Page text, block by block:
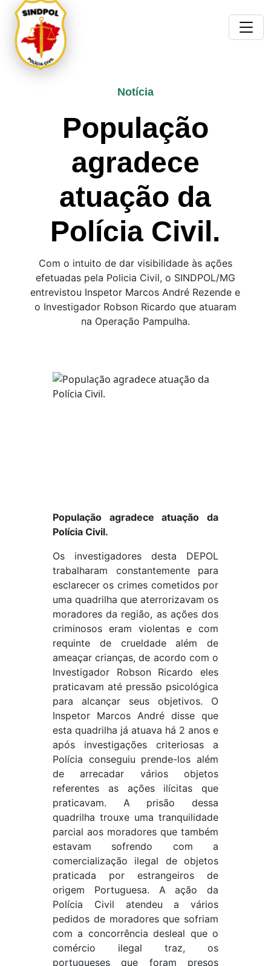
Notícia
População
agradece
atuação da
Polícia Civil.
Com o intuito de dar visibilidade às ações
efetuadas pela Policia Civil, o SINDPOL/MG
entrevistou Inspetor Marcos André Rezende e
o Investigador Robson Ricardo que atuaram
na Operação Pampulha.
População agradece atuação da
Polícia Civil.
Os investigadores desta DEPOL
trabalharam constantemente para
esclarecer os crimes cometidos por
uma quadrilha que aterrorizavam os
moradores da região, as ações dos
criminosos eram violentas e com
requinte de crueldade além de
ameaçar crianças, de acordo com o
Investigador Robson Ricardo eles
praticavam até pressão psicológica
para alcançar seus objetivos. O
Inspetor Marcos André disse que
esta quadrilha já atuava há 2 anos e
após investigações criteriosas a
Polícia conseguiu prende-los além
de arrecadar vários objetos
referentes as ações ilícitas que
praticavam. A prisão dessa
quadrilha trouxe uma tranquilidade
parcial aos moradores que também
estavam sofrendo com a
comercialização ilegal de objetos
praticada por estrangeiros de
origem Portuguesa. A ação da
Polícia Civil atendeu a vários
pedidos de moradores que sofriam
com a concorrência desleal que o
comércio ilegal traz, os
portugueses que foram presos